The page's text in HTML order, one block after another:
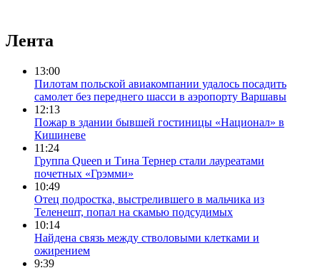
Лента
13:00
Пилотам польской авиакомпании удалось посадить
самолет без переднего шасси в аэропорту Варшавы
12:13
Пожар в здании бывшей гостиницы «Национал» в
Кишиневе
11:24
Группа Queen и Тина Тернер стали лауреатами
почетных «Грэмми»
10:49
Отец подростка, выстрелившего в мальчика из
Теленешт, попал на скамью подсудимых
10:14
Найдена связь между стволовыми клетками и
ожирением
9:39